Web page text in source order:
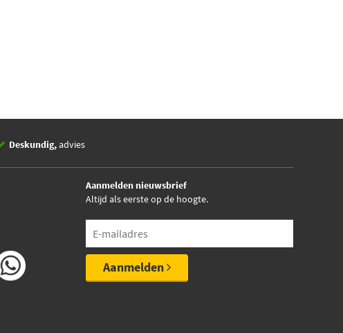
Deskundig,advies
Aanmelden nieuwsbrief
Altijd als eerste op de hoogte.
Aanmelden